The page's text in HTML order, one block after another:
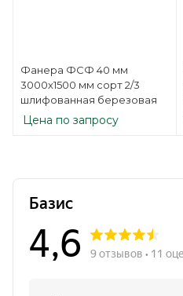
Фанера ФСФ 40 мм
3000х1500 мм сорт 2/3
шлифованная березовая
Цена по запросу